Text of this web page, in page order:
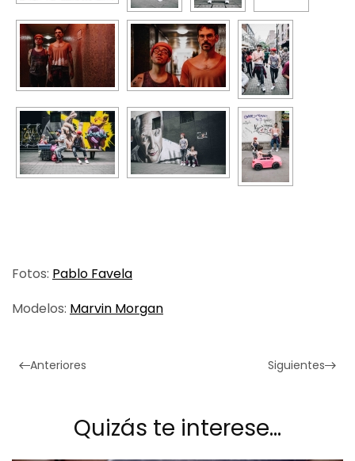
Fotos: Pablo Favela
Modelos: Marvin Morgan
Anteriores Siguientes
Quizás te interese…